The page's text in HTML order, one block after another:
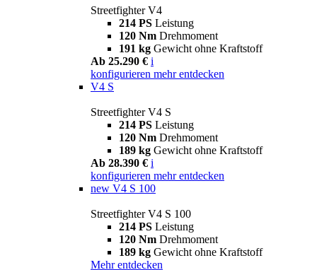
Streetfighter V4
214 PS Leistung
120 Nm Drehmoment
191 kg Gewicht ohne Kraftstoff
Ab 25.290 € i
konfigurieren mehr entdecken
V4 S
Streetfighter V4 S
214 PS Leistung
120 Nm Drehmoment
189 kg Gewicht ohne Kraftstoff
Ab 28.390 € i
konfigurieren mehr entdecken
new V4 S 100
Streetfighter V4 S 100
214 PS Leistung
120 Nm Drehmoment
189 kg Gewicht ohne Kraftstoff
Mehr entdecken